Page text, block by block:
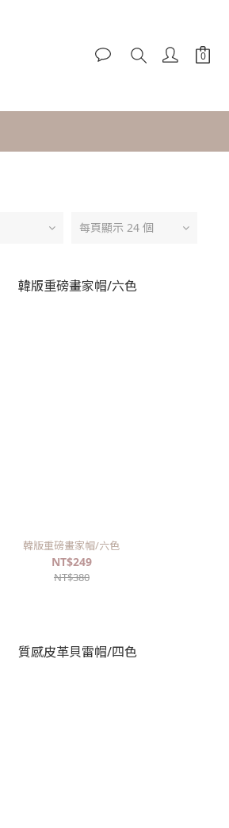
每頁顯示 24 個
韓版重磅畫家帽/六色
NT$249
NT$380